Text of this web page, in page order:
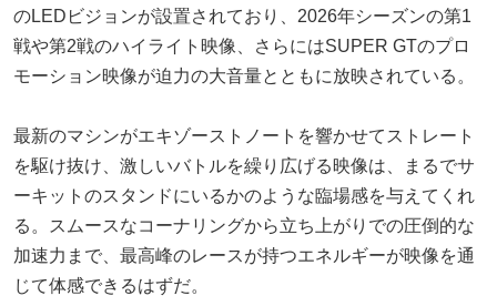
のLEDビジョンが設置されており、2026年シーズンの第1
戦や第2戦のハイライト映像、さらにはSUPER GTのプロ
モーション映像が迫力の大音量とともに放映されている。
最新のマシンがエキゾーストノートを響かせてストレート
を駆け抜け、激しいバトルを繰り広げる映像は、まるでサ
ーキットのスタンドにいるかのような臨場感を与えてくれ
る。スムースなコーナリングから立ち上がりでの圧倒的な
加速力まで、最高峰のレースが持つエネルギーが映像を通
じて体感できるはずだ。